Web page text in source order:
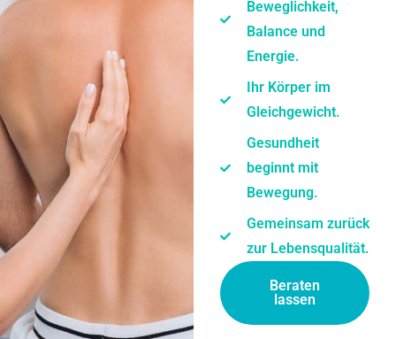
Beweglichkeit,
Balance und
Energie.
Ihr Körper im
Gleichgewicht.
Gesundheit
beginnt mit
Bewegung.
Gemeinsam zurück
zur Lebensqualität.
Beraten
lassen